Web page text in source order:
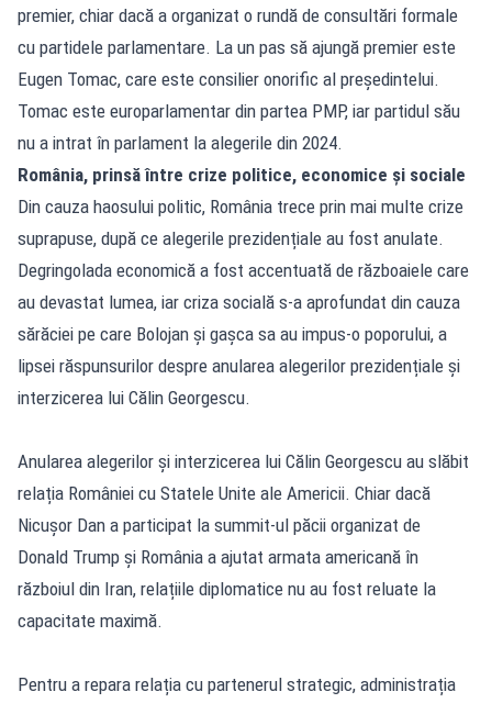
premier, chiar dacă a organizat o rundă de consultări formale
cu partidele parlamentare. La un pas să ajungă premier este
Eugen Tomac, care este consilier onorific al președintelui.
Tomac este europarlamentar din partea PMP, iar partidul său
nu a intrat în parlament la alegerile din 2024.
România, prinsă între crize politice, economice și sociale
Din cauza haosului politic, România trece prin mai multe crize
suprapuse, după ce alegerile prezidențiale au fost anulate.
Degringolada economică a fost accentuată de războaiele care
au devastat lumea, iar criza socială s-a aprofundat din cauza
sărăciei pe care Bolojan și gașca sa au impus-o poporului, a
lipsei răspunsurilor despre anularea alegerilor prezidențiale și
interzicerea lui Călin Georgescu.
Anularea alegerilor și interzicerea lui Călin Georgescu au slăbit
relația României cu Statele Unite ale Americii. Chiar dacă
Nicușor Dan a participat la summit-ul păcii organizat de
Donald Trump și România a ajutat armata americană în
războiul din Iran, relațiile diplomatice nu au fost reluate la
capacitate maximă.
Pentru a repara relația cu partenerul strategic, administrația